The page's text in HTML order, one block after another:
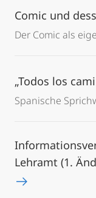
Comic und
Der Comic als
„Todos los
Spanische
Lehramt (1.